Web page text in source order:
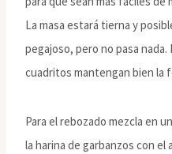
La masa estará tierna y
pegajoso, pero no pasa
cuadritos mantengan bien la
Para el rebozado mezcla en
la harina de garbanzos con el